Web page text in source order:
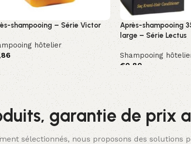
shampooing – Série Victor
hôtelier
Ekle
Après-shampooing
large – Série Lectus
Shampooing
€0,80
Sepete Ekle
garantie de prix
sélectionnés, nous proposons des solutions